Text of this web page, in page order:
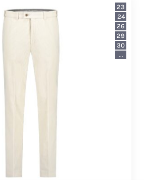
23
24
26
29
30
...